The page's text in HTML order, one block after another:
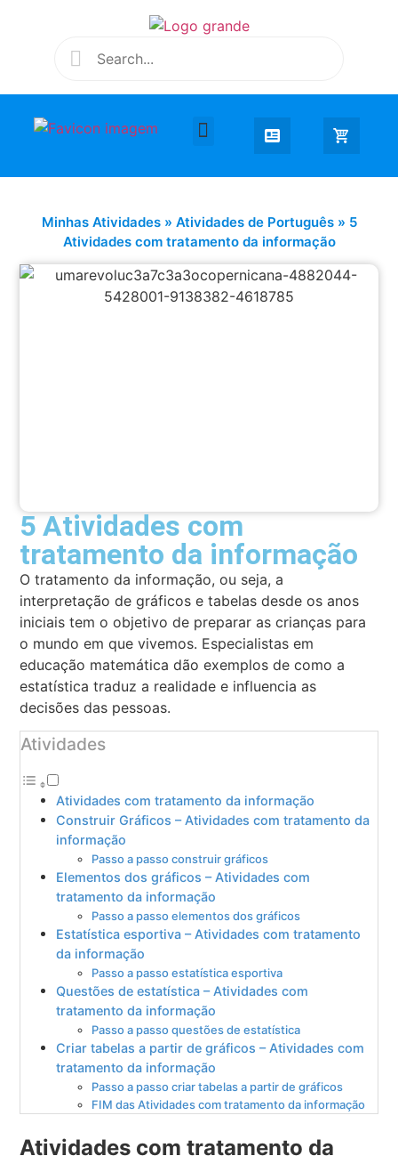
Minhas Atividades» Atividades de Português» 5
Atividades com tratamento da informação
5 Atividades com
tratamento da informação
O tratamento da informação, ou seja, a
interpretação de gráficos e tabelas desde os anos
iniciais tem o objetivo de preparar as crianças para
o mundo em que vivemos. Especialistas em
educação matemática dão exemplos de como a
estatística traduz a realidade e influencia as
decisões das pessoas.
Atividades
Atividades com tratamento da informação
Construir Gráficos – Atividades com tratamento da
informação
Passo a passo construir gráficos
Elementos dos gráficos – Atividades com
tratamento da informação
Passo a passo elementos dos gráficos
Estatística esportiva – Atividades com tratamento
da informação
Passo a passo estatística esportiva
Questões de estatística – Atividades com
tratamento da informação
Passo a passo questões de estatística
Criar tabelas a partir de gráficos – Atividades com
tratamento da informação
Passo a passo criar tabelas a partir de gráficos
FIM das Atividades com tratamento da informação
Atividades com tratamento da